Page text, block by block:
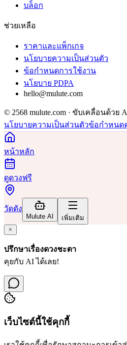
บล็อก
ช่วยเหลือ
ราคาและแพ็กเกจ
นโยบายความเป็นส่วนตัว
ข้อกำหนดการใช้งาน
นโยบาย PDPA
hello@mulute.com
© 2568 mulute.com · ขับเคลื่อนด้วย
นโยบายความเป็นส่วนตัวข้อกำหนด
หน้าหลัก
ดูดวงฟรี
วัดดัง
Mulute AI เพิ่มเติม
ปรึกษาเรื่องดวงชะตา
คุยกับ AI ได้เลย!
เว็บไซต์นี้ใช้คุกกี้